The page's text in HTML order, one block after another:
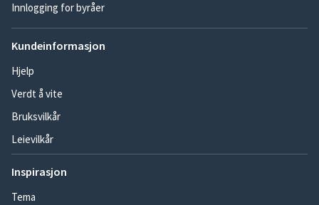
Innlogging for byråer
Kundeinformasjon
Hjelp
Verdt å vite
Bruksvilkår
Leievilkår
Inspirasjon
Tema